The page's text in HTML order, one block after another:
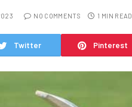
NO COMMENTS 1 MIN READ
Twitter Pinterest